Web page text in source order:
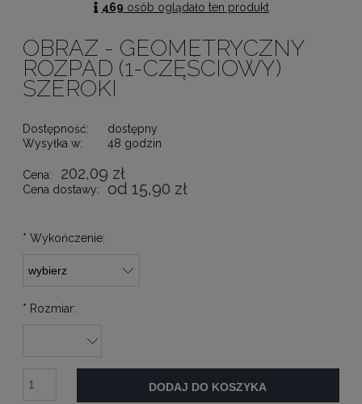
469 osób oglądało ten produkt
OBRAZ - GEOMETRYCZNY
ROZPAD (1-CZĘŚCIOWY)
SZEROKI
Dostępność:
dostępny
Wysyłka w:
48 godzin
Cena: 202,09 zł
Cena dostawy: od 15,90 zł
* Wykończenie:
* Rozmiar:
DODAJ DO KOSZYKA